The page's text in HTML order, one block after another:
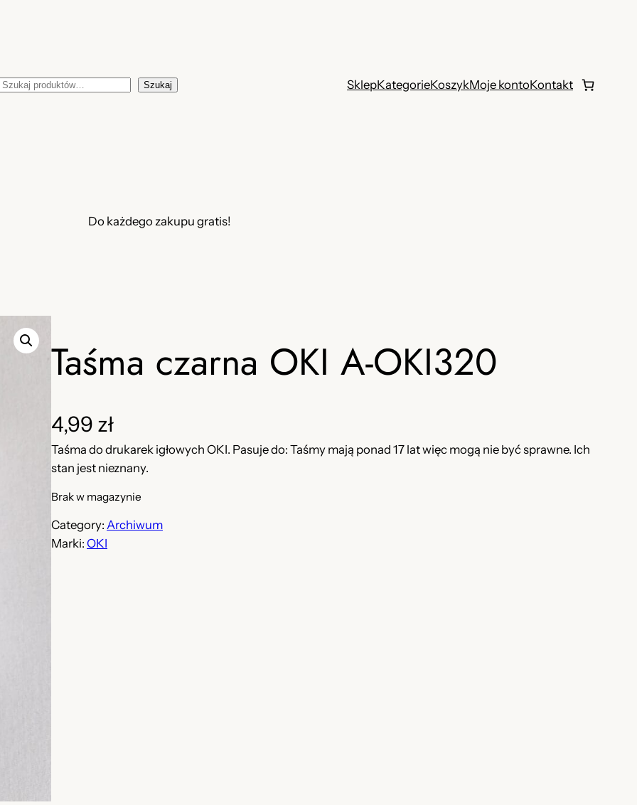
Szukaj SklepKategorieKoszykMoje kontoKontakt
Do każdego zakupu gratis!
Taśma czarna OKI A-OKI320
4,99 zł
Taśma do drukarek igłowych OKI. Pasuje do: Taśmy mają ponad 17 lat więc mogą nie być sprawne. Ich
stan jest nieznany.
Brak w magazynie
Category: Archiwum
Marki: OKI